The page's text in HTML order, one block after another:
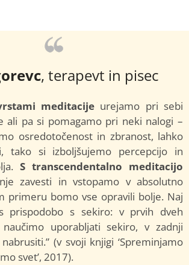
, terapevt in pisec
meditacije urejamo pri sebi
ali pa si pomagamo pri neki nalogi –
osredotočenost in zbranost, lahko
tako si izboljšujemo percepcijo in
S transcendentalno meditacijo
zavesti in vstopamo v absolutno
primeru bomo vse opravili bolje. Naj
prispodobo s sekiro: v prvih dveh
uporabljati sekiro, v zadnji
(v svoji knjigi ‘Spreminjamo
svet’, 2017).